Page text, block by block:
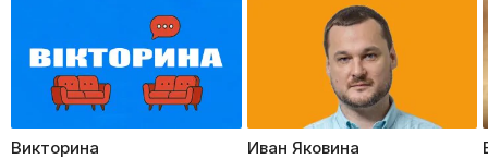
Викторина Иван Яковина